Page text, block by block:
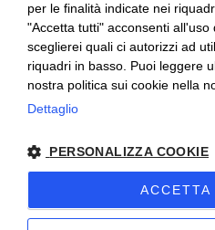
Home Progetto
Contatti
Sitemap
2024 Corniciefotodautore ·
Privacy·Sitemap
per le finalità indicate nei
"Accetta tutti" acconsenti
sceglierei quali ci autorizzi ad
riquadri in basso. Puoi leggere
nostra politica sui cookie nella
Dettaglio
PERSONALIZZA COOKIE